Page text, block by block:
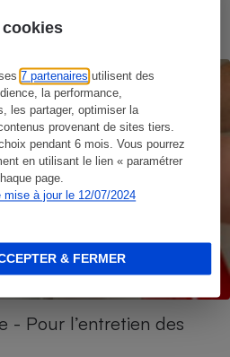
cookies
7 partenaires utilisent des
la performance,
les partager, optimiser la
provenant de sites tiers.
pendant 6 mois. Vous pourrez
en utilisant le lien « paramétrer
page.
à jour le 12/07/2024
& FERMER
- Pour l’entretien des